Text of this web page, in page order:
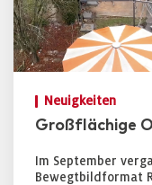
Neuigkeiten
Großflächige
Im September
Bewegtbildformat